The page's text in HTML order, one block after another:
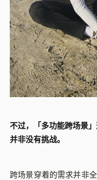
不过，「多功能跨场景
并非没有挑战。
跨场景穿着的需求并非